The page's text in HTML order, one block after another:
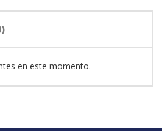
en este momento.